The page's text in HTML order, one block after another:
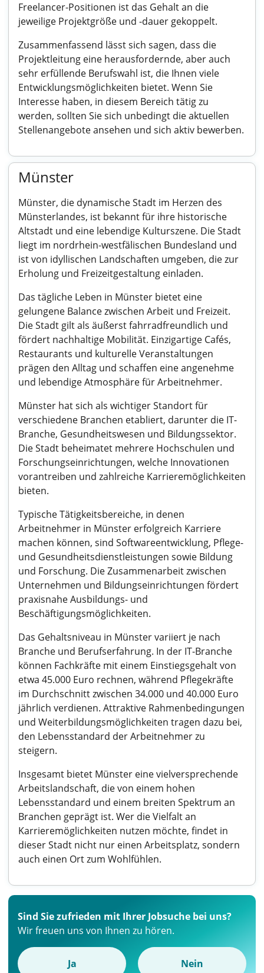
Freelancer-Positionen ist das Gehalt an die
jeweilige Projektgröße und -dauer gekoppelt.
Zusammenfassend lässt sich sagen, dass die
Projektleitung eine herausfordernde, aber auch
sehr erfüllende Berufswahl ist, die Ihnen viele
Entwicklungsmöglichkeiten bietet. Wenn Sie
Interesse haben, in diesem Bereich tätig zu
werden, sollten Sie sich unbedingt die aktuellen
Stellenangebote ansehen und sich aktiv bewerben.
Münster
Münster, die dynamische Stadt im Herzen des
Münsterlandes, ist bekannt für ihre historische
Altstadt und eine lebendige Kulturszene. Die Stadt
liegt im nordrhein-westfälischen Bundesland und
ist von idyllischen Landschaften umgeben, die zur
Erholung und Freizeitgestaltung einladen.
Das tägliche Leben in Münster bietet eine
gelungene Balance zwischen Arbeit und Freizeit.
Die Stadt gilt als äußerst fahrradfreundlich und
fördert nachhaltige Mobilität. Einzigartige Cafés,
Restaurants und kulturelle Veranstaltungen
prägen den Alltag und schaffen eine angenehme
und lebendige Atmosphäre für Arbeitnehmer.
Münster hat sich als wichtiger Standort für
verschiedene Branchen etabliert, darunter die IT-
Branche, Gesundheitswesen und Bildungssektor.
Die Stadt beheimatet mehrere Hochschulen und
Forschungseinrichtungen, welche Innovationen
vorantreiben und zahlreiche Karrieremöglichkeiten
bieten.
Typische Tätigkeitsbereiche, in denen
Arbeitnehmer in Münster erfolgreich Karriere
machen können, sind Softwareentwicklung, Pflege-
und Gesundheitsdienstleistungen sowie Bildung
und Forschung. Die Zusammenarbeit zwischen
Unternehmen und Bildungseinrichtungen fördert
praxisnahe Ausbildungs- und
Beschäftigungsmöglichkeiten.
Das Gehaltsniveau in Münster variiert je nach
Branche und Berufserfahrung. In der IT-Branche
können Fachkräfte mit einem Einstiegsgehalt von
etwa 45.000 Euro rechnen, während Pflegekräfte
im Durchschnitt zwischen 34.000 und 40.000 Euro
jährlich verdienen. Attraktive Rahmenbedingungen
und Weiterbildungsmöglichkeiten tragen dazu bei,
den Lebensstandard der Arbeitnehmer zu
steigern.
Insgesamt bietet Münster eine vielversprechende
Arbeitslandschaft, die von einem hohen
Lebensstandard und einem breiten Spektrum an
Branchen geprägt ist. Wer die Vielfalt an
Karrieremöglichkeiten nutzen möchte, findet in
dieser Stadt nicht nur einen Arbeitsplatz, sondern
auch einen Ort zum Wohlfühlen.
Sind Sie zufrieden mit Ihrer Jobsuche bei uns?
Wir freuen uns von Ihnen zu hören.
Ja Nein